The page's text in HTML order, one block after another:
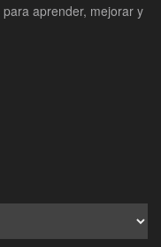
aprender, mejorar y